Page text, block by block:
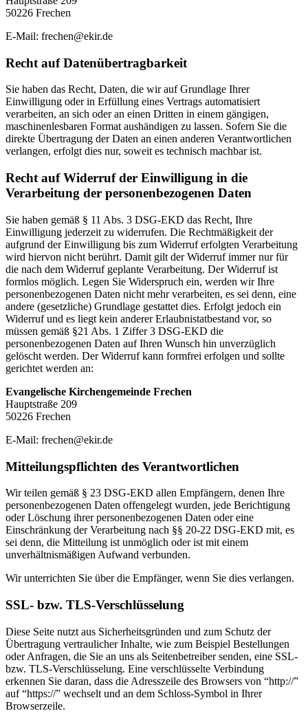
50226 Frechen
E-Mail: frechen@ekir.de
Recht auf Datenübertragbarkeit
Sie haben das Recht, Daten, die wir auf Grundlage Ihrer
Einwilligung oder in Erfüllung eines Vertrags automatisiert
verarbeiten, an sich oder an einen Dritten in einem gängigen,
maschinenlesbaren Format aushändigen zu lassen. Sofern Sie die
direkte Übertragung der Daten an einen anderen Verantwortlichen
verlangen, erfolgt dies nur, soweit es technisch machbar ist.
Recht auf Widerruf der Einwilligung in die
Verarbeitung der personenbezogenen Daten
Sie haben gemäß § 11 Abs. 3 DSG-EKD das Recht, Ihre
Einwilligung jederzeit zu widerrufen. Die Rechtmäßigkeit der
aufgrund der Einwilligung bis zum Widerruf erfolgten Verarbeitung
wird hiervon nicht berührt. Damit gilt der Widerruf immer nur für
die nach dem Widerruf geplante Verarbeitung. Der Widerruf ist
formlos möglich. Legen Sie Widerspruch ein, werden wir Ihre
personenbezogenen Daten nicht mehr verarbeiten, es sei denn, eine
andere (gesetzliche) Grundlage gestattet dies. Erfolgt jedoch ein
Widerruf und es liegt kein anderer Erlaubnistatbestand vor, so
müssen gemäß §21 Abs. 1 Ziffer 3 DSG-EKD die
personenbezogenen Daten auf Ihren Wunsch hin unverzüglich
gelöscht werden. Der Widerruf kann formfrei erfolgen und sollte
gerichtet werden an:
Evangelische Kirchengemeinde Frechen
Hauptstraße 209
50226 Frechen
E-Mail: frechen@ekir.de
Mitteilungspflichten des Verantwortlichen
Wir teilen gemäß § 23 DSG-EKD allen Empfängern, denen Ihre
personenbezogenen Daten offengelegt wurden, jede Berichtigung
oder Löschung ihrer personenbezogenen Daten oder eine
Einschränkung der Verarbeitung nach §§ 20-22 DSG-EKD mit, es
sei denn, die Mitteilung ist unmöglich oder ist mit einem
unverhältnismäßigen Aufwand verbunden.
Wir unterrichten Sie über die Empfänger, wenn Sie dies verlangen.
SSL- bzw. TLS-Verschlüsselung
Diese Seite nutzt aus Sicherheitsgründen und zum Schutz der
Übertragung vertraulicher Inhalte, wie zum Beispiel Bestellungen
oder Anfragen, die Sie an uns als Seitenbetreiber senden, eine SSL-
bzw. TLS-Verschlüsselung. Eine verschlüsselte Verbindung
erkennen Sie daran, dass die Adresszeile des Browsers von “http://”
auf “https://” wechselt und an dem Schloss-Symbol in Ihrer
Browserzeile.